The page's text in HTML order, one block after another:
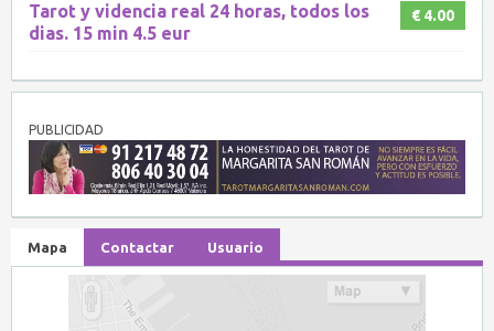
€ 4.00
Tarot y videncia real 24 horas, todos los
dias. 15 min 4.5 eur
PUBLICIDAD
Mapa Contactar Usuario